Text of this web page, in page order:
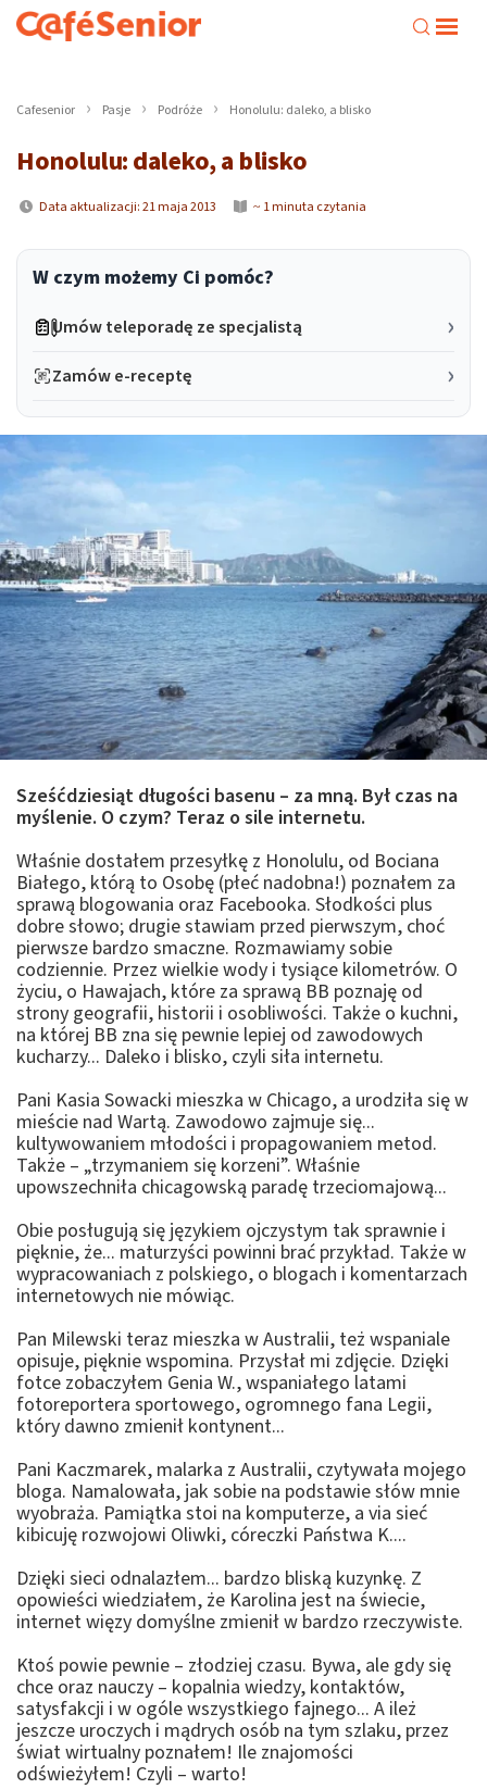
Cafesenior Pasje Podróże Honolulu: daleko, a blisko
Honolulu: daleko, a blisko
Data aktualizacji: 21 maja 2013 ~ 1 minuta czytania
W czym możemy Ci pomóc?
Umów teleporadę ze specjalistą
Zamów e-receptę
Sześćdziesiąt długości basenu – za mną. Był czas na
myślenie. O czym? Teraz o sile internetu.
Właśnie dostałem przesyłkę z Honolulu, od Bociana
Białego, którą to Osobę (płeć nadobna!) poznałem za
sprawą blogowania oraz Facebooka. Słodkości plus
dobre słowo; drugie stawiam przed pierwszym, choć
pierwsze bardzo smaczne. Rozmawiamy sobie
codziennie. Przez wielkie wody i tysiące kilometrów. O
życiu, o Hawajach, które za sprawą BB poznaję od
strony geografii, historii i osobliwości. Także o kuchni,
na której BB zna się pewnie lepiej od zawodowych
kucharzy... Daleko i blisko, czyli siła internetu.
Pani Kasia Sowacki mieszka w Chicago, a urodziła się w
mieście nad Wartą. Zawodowo zajmuje się...
kultywowaniem młodości i propagowaniem metod.
Także – „trzymaniem się korzeni”. Właśnie
upowszechniła chicagowską paradę trzeciomajową...
Obie posługują się językiem ojczystym tak sprawnie i
pięknie, że... maturzyści powinni brać przykład. Także w
wypracowaniach z polskiego, o blogach i komentarzach
internetowych nie mówiąc.
Pan Milewski teraz mieszka w Australii, też wspaniale
opisuje, pięknie wspomina. Przysłał mi zdjęcie. Dzięki
fotce zobaczyłem Genia W., wspaniałego latami
fotoreportera sportowego, ogromnego fana Legii,
który dawno zmienił kontynent...
Pani Kaczmarek, malarka z Australii, czytywała mojego
bloga. Namalowała, jak sobie na podstawie słów mnie
wyobraża. Pamiątka stoi na komputerze, a via sieć
kibicuję rozwojowi Oliwki, córeczki Państwa K....
Dzięki sieci odnalazłem... bardzo bliską kuzynkę. Z
opowieści wiedziałem, że Karolina jest na świecie,
internet więzy domyślne zmienił w bardzo rzeczywiste.
Ktoś powie pewnie – złodziej czasu. Bywa, ale gdy się
chce oraz nauczy – kopalnia wiedzy, kontaktów,
satysfakcji i w ogóle wszystkiego fajnego... A ileż
jeszcze uroczych i mądrych osób na tym szlaku, przez
świat wirtualny poznałem! Ile znajomości
odświeżyłem! Czyli – warto!